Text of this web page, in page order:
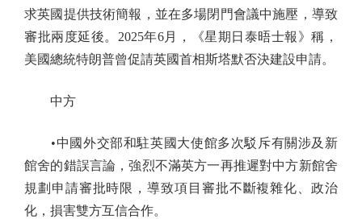
求英國提供技術簡報，並在多場閉門會議中施壓，導致
審批兩度延後。2025年6月，《星期日泰晤士報》稱，
美國總統特朗普曾促請英國首相斯塔默否決建設申請。
中方
•中國外交部和駐英國大使館多次駁斥有關涉及新
館舍的錯誤言論，強烈不滿英方一再推遲對中方新館舍
規劃申請審批時限，導致項目審批不斷複雜化、政治
化，損害雙方互信合作。